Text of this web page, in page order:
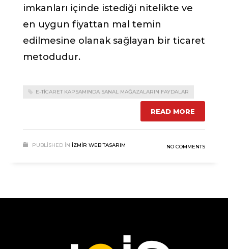
imkanları içinde istediği nitelikte ve
en uygun fiyattan mal temin
edilmesine olanak sağlayan bir ticaret
metodudur.
E-TICARET KAPSAMINDA SANAL MAĞAZALARIN FAYDALAR
READ MORE
PUBLISHED IN İZMIR WEB TASARIM NO COMMENTS